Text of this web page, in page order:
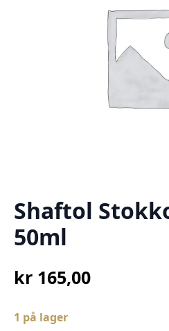
Shaftol
50ml
kr 165,00
1 på lager